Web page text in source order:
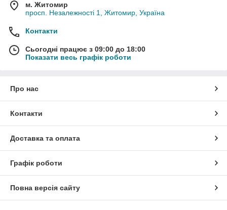
м. Житомир
просп. Незалежності 1, Житомир, Україна
Контакти
Сьогодні працює з 09:00 до 18:00
Показати весь графік роботи
Про нас
Контакти
Доставка та оплата
Графік роботи
Повна версія сайту